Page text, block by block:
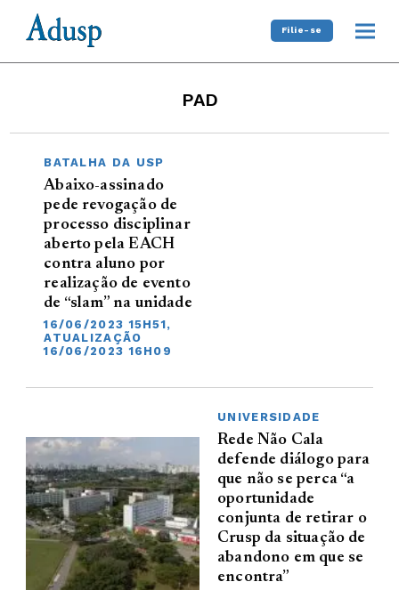
Filie-se
PAD
BATALHA DA USP
Abaixo-assinado
pede revogação de
processo disciplinar
aberto pela EACH
contra aluno por
realização de evento
de “slam” na unidade
16/06/2023 15H51,
ATUALIZAÇÃO
16/06/2023 16H09
UNIVERSIDADE
Rede Não Cala
defende diálogo para
que não se perca “a
oportunidade
conjunta de retirar o
Crusp da situação de
abandono em que se
encontra”